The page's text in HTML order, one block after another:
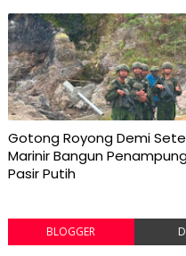
Gotong Royong Demi
Marinir Bangun
Pasir Putih
BLOGGER